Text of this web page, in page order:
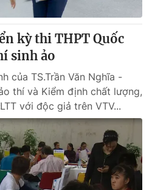
kỳ thi THPT Quốc
sinh ảo
của TS.Trần Văn Nghĩa -
thí và Kiểm định chất lượng,
với độc giả trên VTV...